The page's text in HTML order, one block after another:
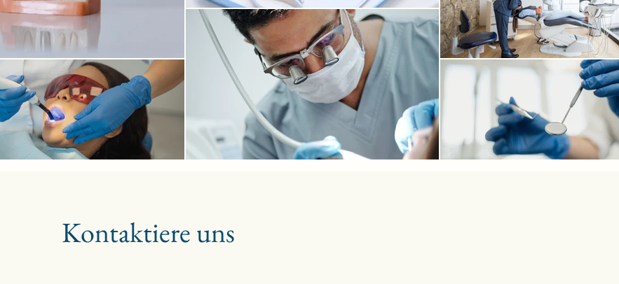
Kontaktiere uns